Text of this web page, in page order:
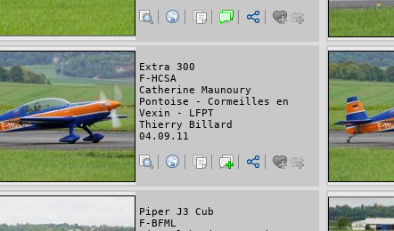
Extra 300
F-HCSA
Catherine Maunoury
Pontoise - Cormeilles en
Vexin - LFPT
Thierry Billard
04.09.11
Piper J3 Cub
F-BFML